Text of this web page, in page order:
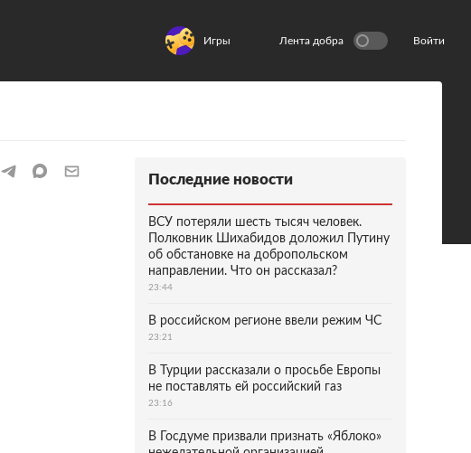
Игры Лента добра Войти
Последние новости
ВСУ потеряли шесть тысяч человек.
Полковник Шихабидов доложил Путину
об обстановке на добропольском
направлении. Что он рассказал?
23:44
В российском регионе ввели режим ЧС
23:21
В Турции рассказали о просьбе Европы
не поставлять ей российский газ
23:16
В Госдуме призвали признать «Яблоко»